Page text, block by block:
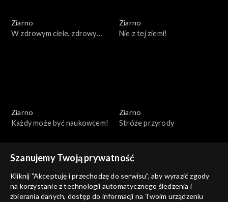
Ziarno
W zdrowym ciele, zdrowy
Ziarno
Nie z tej ziemi!
Ziarno
Każdy może być naukowcem!
Ziarno
Stróże przyrody
Szanujemy Twoją prywatność
Kliknij "Akceptuję i przechodzę do serwisu", aby wyrazić zgody
na korzystanie z technologii automatycznego śledzenia i
zbierania danych, dostęp do informacji na Twoim urządzeniu